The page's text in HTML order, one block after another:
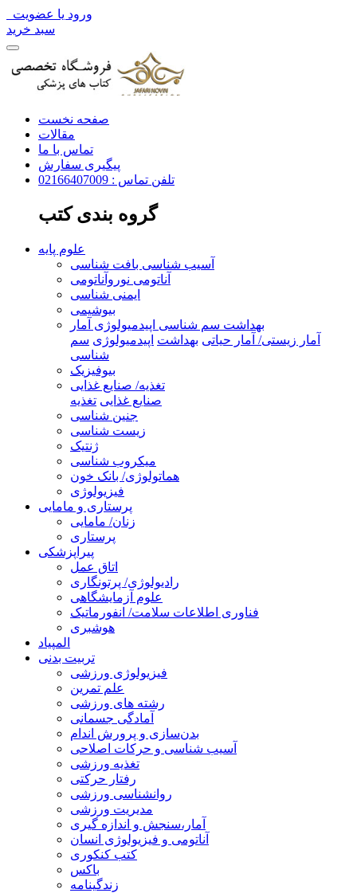
ورود یا عضویت
سبد خرید
صفحه نخست
مقالات
تماس با ما
پیگیری سفارش
تلفن تماس : 02166407009
گروه بندی کتب
علوم پایه
آسیب شناسی بافت شناسی
آناتومی نوروآناتومی
ایمنی شناسی
بیوشیمی
بهداشت سم شناسی اپیدمیولوژی آمار
آمار زیستی/ آمار حیاتی بهداشت اپیدمیولوژی سم
شناسی
بیوفیزیک
تغذیه/ صنایع غذایی
صنایع غذایی تغذیه
جنین شناسی
زیست شناسی
ژنتیک
میکروب شناسی
هماتولوژی/ بانک خون
فیزیولوژی
پرستاری و مامایی
زنان/ مامایی
پرستاری
پیراپزشکی
اتاق عمل
رادیولوژی/ پرتونگاری
علوم آزمایشگاهی
فناوری اطلاعات سلامت/ انفورماتیک
هوشبری
المپیاد
تربیت بدنی
فیزیولوژی ورزشی
علم تمرین
رشته های ورزشی
آمادگی جسمانی
بدن‌سازی و پرورش اندام
آسیب شناسی و حرکات اصلاحی
تغذیه ورزشی
رفتار حرکتی
روانشناسی ورزشی
مدیریت ورزشی
آمار،سنجش و اندازه گیری
آناتومی و فیزیولوژی انسان
کتب کنکوری
باکس
زندگینامه